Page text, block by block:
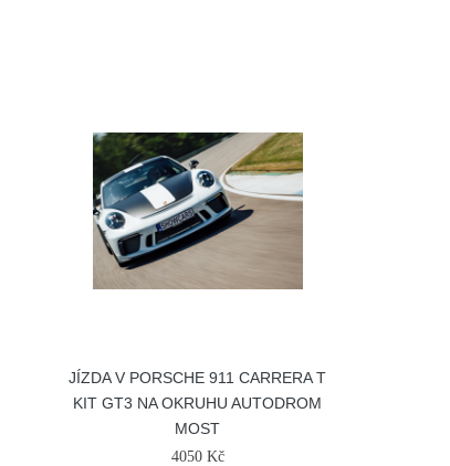
JÍZDA V PORSCHE 911 CARRERA T
KIT GT3 NA OKRUHU AUTODROM
MOST
4050 Kč